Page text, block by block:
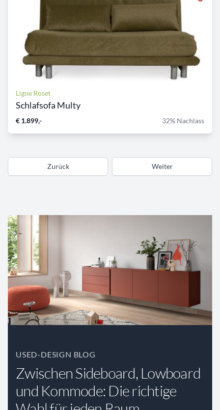
Ligne Roset
Schlafsofa Multy
€ 1.899,- 32% Nachlass
Zurück Weiter
USED-DESIGN BLOG
Zwischen Sideboard, Lowboard
und Kommode: Die richtige